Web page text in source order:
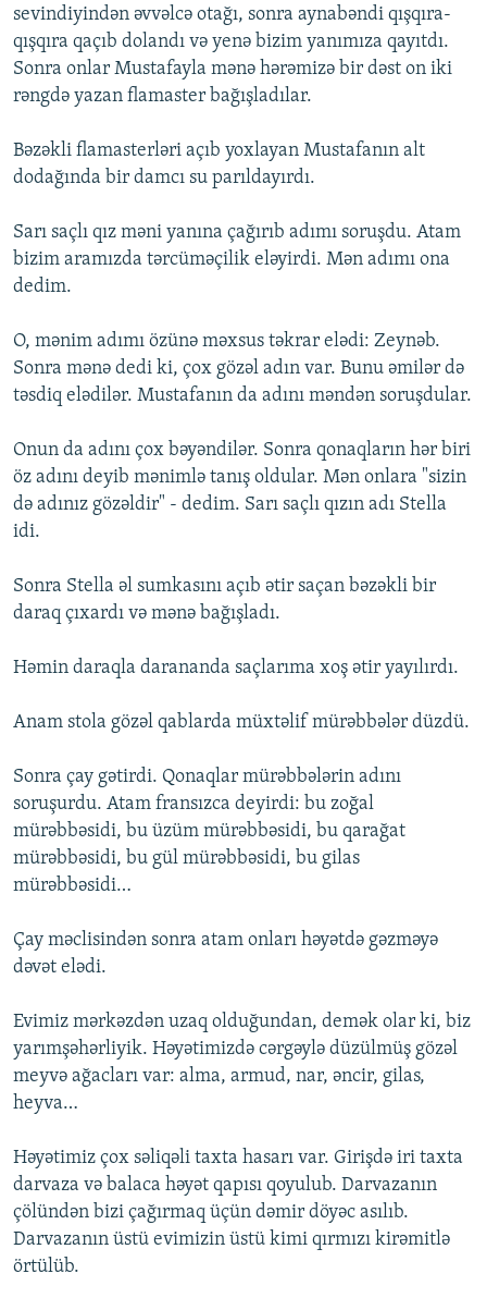
sevindiyindən əvvəlcə otağı, sonra aynabəndi qışqıra-
qışqıra qaçıb dolandı və yenə bizim yanımıza qayıtdı.
Sonra onlar Mustafayla mənə hərəmizə bir dəst on iki
rəngdə yazan flamaster bağışladılar.
Bəzəkli flamasterləri açıb yoxlayan Mustafanın alt
dodağında bir damcı su parıldayırdı.
Sarı saçlı qız məni yanına çağırıb adımı soruşdu. Atam
bizim aramızda tərcüməçilik eləyirdi. Mən adımı ona
dedim.
O, mənim adımı özünə məxsus təkrar elədi: Zeynəb.
Sonra mənə dedi ki, çox gözəl adın var. Bunu əmilər də
təsdiq elədilər. Mustafanın da adını məndən soruşdular.
Onun da adını çox bəyəndilər. Sonra qonaqların hər biri
öz adını deyib mənimlə tanış oldular. Mən onlara "sizin
də adınız gözəldir" - dedim. Sarı saçlı qızın adı Stella
idi.
Sonra Stella əl sumkasını açıb ətir saçan bəzəkli bir
daraq çıxardı və mənə bağışladı.
Həmin daraqla darananda saçlarıma xoş ətir yayılırdı.
Anam stola gözəl qablarda müxtəlif mürəbbələr düzdü.
Sonra çay gətirdi. Qonaqlar mürəbbələrin adını
soruşurdu. Atam fransızca deyirdi: bu zoğal
mürəbbəsidi, bu üzüm mürəbbəsidi, bu qarağat
mürəbbəsidi, bu gül mürəbbəsidi, bu gilas
mürəbbəsidi…
Çay məclisindən sonra atam onları həyətdə gəzməyə
dəvət elədi.
Evimiz mərkəzdən uzaq olduğundan, demək olar ki, biz
yarımşəhərliyik. Həyətimizdə cərgəylə düzülmüş gözəl
meyvə ağacları var: alma, armud, nar, əncir, gilas,
heyva…
Həyətimiz çox səliqəli taxta hasarı var. Girişdə iri taxta
darvaza və balaca həyət qapısı qoyulub. Darvazanın
çölündən bizi çağırmaq üçün dəmir döyəc asılıb.
Darvazanın üstü evimizin üstü kimi qırmızı kirəmitlə
örtülüb.